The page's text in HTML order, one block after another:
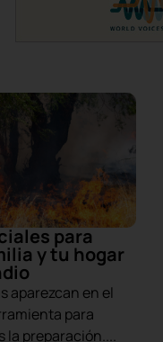
para
y tu hogar
aparezcan en el
para
la preparación....